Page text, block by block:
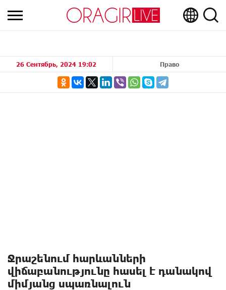
26 Сентябрь, 2024 19:02 Право
Ջրաշենում հարևանների
վիճաբանությունը հասել է դանակով
միմյանց սպառնալուն